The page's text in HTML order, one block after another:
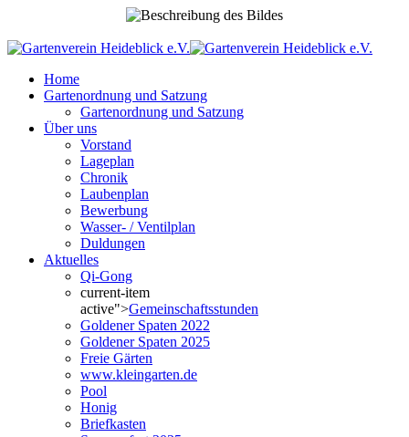
Home
Gartenordnung und Satzung
Gartenordnung und Satzung
Über uns
Vorstand
Lageplan
Chronik
Laubenplan
Bewerbung
Wasser- / Ventilplan
Duldungen
Aktuelles
Qi-Gong
current-item
active">Gemeinschaftsstunden
Goldener Spaten 2022
Goldener Spaten 2025
Freie Gärten
www.kleingarten.de
Pool
Honig
Briefkasten